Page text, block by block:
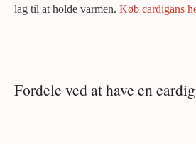
lag til at holde varmen. Køb cardigans
Fordele ved at have en